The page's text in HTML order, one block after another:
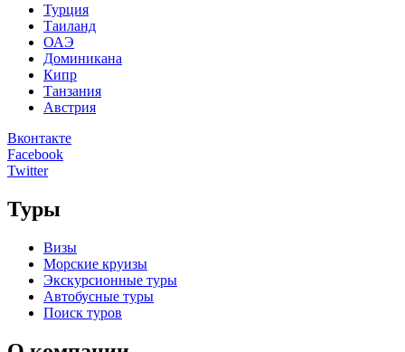
Турция
Таиланд
ОАЭ
Доминикана
Кипр
Танзания
Австрия
Вконтакте
Facebook
Twitter
Туры
Визы
Морские круизы
Экскурсионные туры
Автобусные туры
Поиск туров